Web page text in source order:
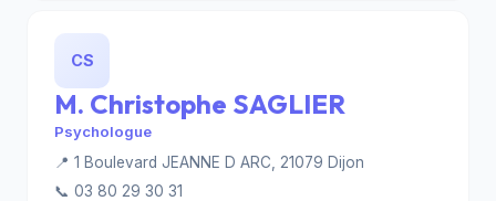
CS
M. Christophe SAGLIER
Psychologue
📍 1 Boulevard JEANNE D ARC, 21079 Dijon
📞 03 80 29 30 31